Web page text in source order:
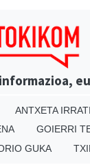
ANTXETA
GOIERRI
GUKA